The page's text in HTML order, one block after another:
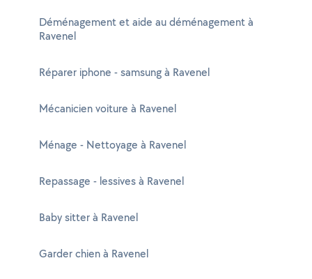
Déménagement et aide au déménagement à
Ravenel
Réparer iphone - samsung à Ravenel
Mécanicien voiture à Ravenel
Ménage - Nettoyage à Ravenel
Repassage - lessives à Ravenel
Baby sitter à Ravenel
Garder chien à Ravenel